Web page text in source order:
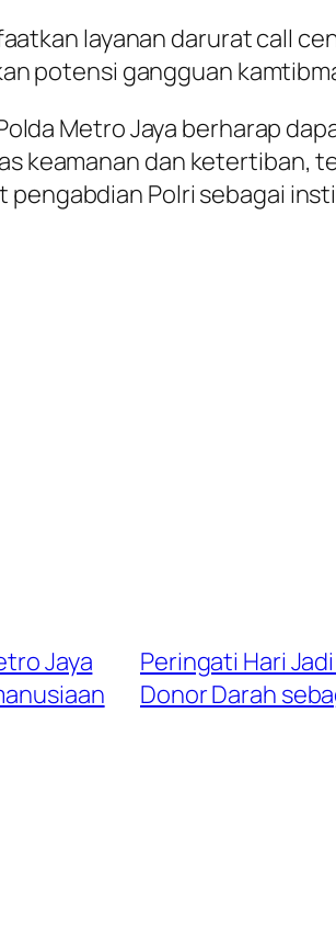
layanan darurat call
potensi gangguan
Metro Jaya berharap
keamanan dan ketertiban,
Polri sebagai
Jaya
Peringati Hari
Donor Darah